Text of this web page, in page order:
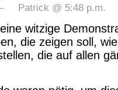
Patrick @ 5:48 p.m.
witzige
die zeigen soll,
die auf allen